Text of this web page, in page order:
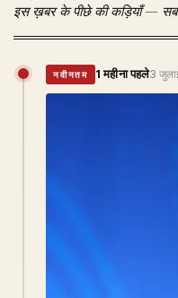
इस ख़बर के पीछे की कड़ियाँ —
नवीनतम 1 महीना पहले3